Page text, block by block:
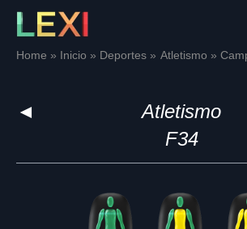
Skip
contentHome Inicio Deportes Atletismo
◄
Atletismo
F34